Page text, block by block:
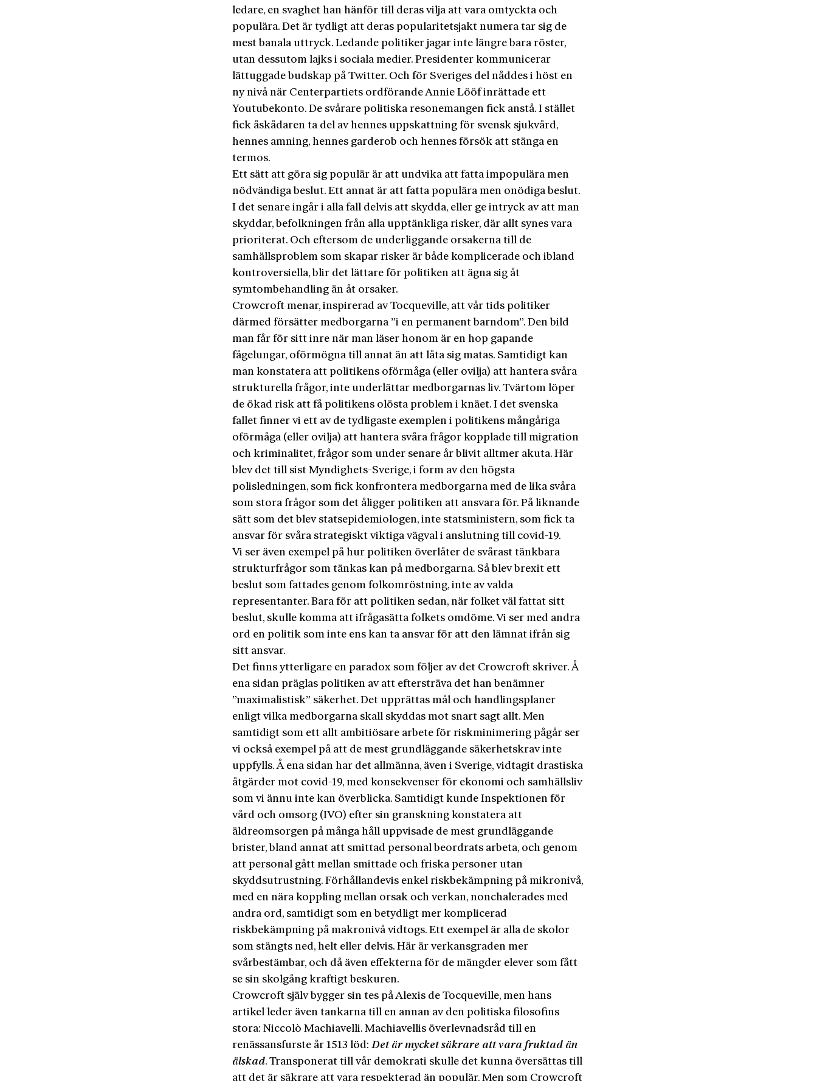
ledare, en svaghet han hänför till deras vilja att vara omtyckta och
populära. Det är tydligt att deras popularitetsjakt numera tar sig de
mest banala uttryck. Ledande politiker jagar inte längre bara röster,
utan dessutom lajks i sociala medier. Presidenter kommunicerar
lättuggade budskap på Twitter. Och för Sveriges del nåddes i höst en
ny nivå när Centerpartiets ordförande Annie Lööf inrättade ett
Youtubekonto. De svårare politiska resonemangen fick anstå. I stället
fick åskådaren ta del av hennes uppskattning för svensk sjukvård,
hennes amning, hennes garderob och hennes försök att stänga en
termos.
Ett sätt att göra sig populär är att undvika att fatta impopulära men
nödvändiga beslut. Ett annat är att fatta populära men onödiga beslut.
I det senare ingår i alla fall delvis att skydda, eller ge intryck av att man
skyddar, befolkningen från alla upptänkliga risker, där allt synes vara
prioriterat. Och eftersom de underliggande orsakerna till de
samhällsproblem som skapar risker är både komplicerade och ibland
kontroversiella, blir det lättare för politiken att ägna sig åt
symtombehandling än åt orsaker.
Crowcroft menar, inspirerad av Tocqueville, att vår tids politiker
därmed försätter medborgarna ”i en permanent barndom”. Den bild
man får för sitt inre när man läser honom är en hop gapande
fågelungar, oförmögna till annat än att låta sig matas. Samtidigt kan
man konstatera att politikens oförmåga (eller ovilja) att hantera svåra
strukturella frågor, inte underlättar medborgarnas liv. Tvärtom löper
de ökad risk att få politikens olösta problem i knäet. I det svenska
fallet finner vi ett av de tydligaste exemplen i politikens mångåriga
oförmåga (eller ovilja) att hantera svåra frågor kopplade till migration
och kriminalitet, frågor som under senare år blivit alltmer akuta. Här
blev det till sist Myndighets-Sverige, i form av den högsta
polisledningen, som fick konfrontera medborgarna med de lika svåra
som stora frågor som det åligger politiken att ansvara för. På liknande
sätt som det blev statsepidemiologen, inte statsministern, som fick ta
ansvar för svåra strategiskt viktiga vägval i anslutning till covid-19.
Vi ser även exempel på hur politiken överlåter de svårast tänkbara
strukturfrågor som tänkas kan på medborgarna. Så blev brexit ett
beslut som fattades genom folkomröstning, inte av valda
representanter. Bara för att politiken sedan, när folket väl fattat sitt
beslut, skulle komma att ifrågasätta folkets omdöme. Vi ser med andra
ord en politik som inte ens kan ta ansvar för att den lämnat ifrån sig
sitt ansvar.
Det finns ytterligare en paradox som följer av det Crowcroft skriver. Å
ena sidan präglas politiken av att eftersträva det han benämner
”maximalistisk” säkerhet. Det upprättas mål och handlingsplaner
enligt vilka medborgarna skall skyddas mot snart sagt allt. Men
samtidigt som ett allt ambitiösare arbete för riskminimering pågår ser
vi också exempel på att de mest grundläggande säkerhetskrav inte
uppfylls. Å ena sidan har det allmänna, även i Sverige, vidtagit drastiska
åtgärder mot covid-19, med konsekvenser för ekonomi och samhällsliv
som vi ännu inte kan överblicka. Samtidigt kunde Inspektionen för
vård och omsorg (IVO) efter sin granskning konstatera att
äldreomsorgen på många håll uppvisade de mest grundläggande
brister, bland annat att smittad personal beordrats arbeta, och genom
att personal gått mellan smittade och friska personer utan
skyddsutrustning. Förhållandevis enkel riskbekämpning på mikronivå,
med en nära koppling mellan orsak och verkan, nonchalerades med
andra ord, samtidigt som en betydligt mer komplicerad
riskbekämpning på makronivå vidtogs. Ett exempel är alla de skolor
som stängts ned, helt eller delvis. Här är verkansgraden mer
svårbestämbar, och då även effekterna för de mängder elever som fått
se sin skolgång kraftigt beskuren.
Crowcroft själv bygger sin tes på Alexis de Tocqueville, men hans
artikel leder även tankarna till en annan av den politiska filosofins
stora: Niccolò Machiavelli. Machiavellis överlevnadsråd till en
renässansfurste år 1513 löd:Det är mycket säkrare att vara fruktad än
älskad. Transponerat till vår demokrati skulle det kunna översättas till
att det är säkrare att vara respekterad än populär. Men som Crowcroft